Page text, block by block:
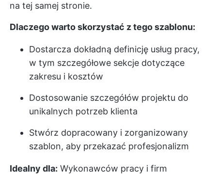
na tej samej stronie.
Dlaczego warto skorzystać z tego szablonu:
Dostarcza dokładną definicję usług pracy,
w tym szczegółowe sekcje dotyczące
zakresu i kosztów
Dostosowanie szczegółów projektu do
unikalnych potrzeb klienta
Stwórz dopracowany i zorganizowany
szablon, aby przekazać profesjonalizm
Idealny dla: Wykonawców pracy i firm